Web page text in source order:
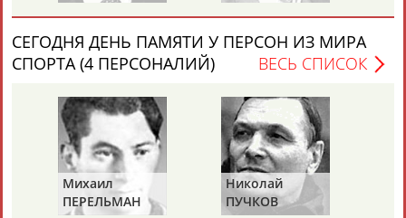
СЕГОДНЯ ДЕНЬ ПАМЯТИ У ПЕРСОН ИЗ МИРА
СПОРТА (4 ПЕРСОНАЛИЙ)
ВЕСЬ СПИСОК
Михаил
ПЕРЕЛЬМАН
Николай
ПУЧКОВ